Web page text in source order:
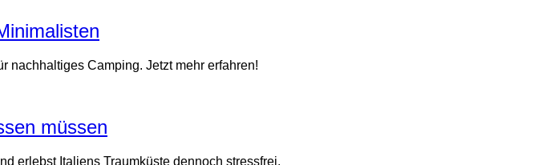
nachhaltiges Camping. Jetzt mehr erfahren!
müssen
erlebst Italiens Traumküste dennoch stressfrei.